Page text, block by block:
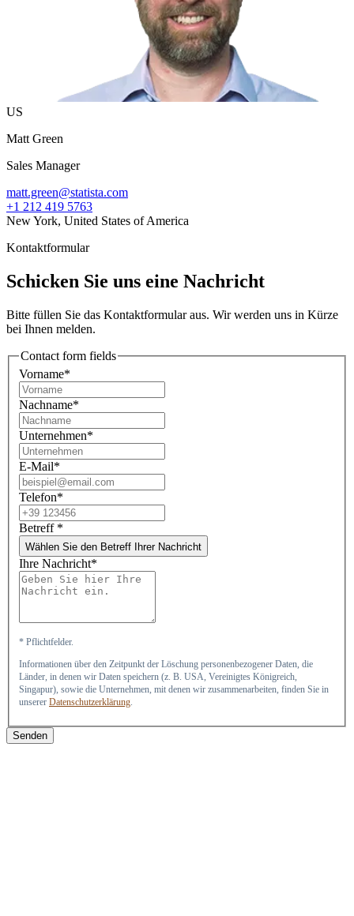
US
Matt Green
Sales Manager
matt.green@statista.com
+1 212 419 5763
New York, United States of America
Kontaktformular
Schicken Sie uns eine Nachricht
Bitte füllen Sie das Kontaktformular aus. Wir werden uns in Kürze
bei Ihnen melden.
Contact form fields
Vorname*
Nachname*
Unternehmen*
E-Mail*
Telefon*
Betreff *
Wählen Sie den Betreff Ihrer Nachricht
Ihre Nachricht*
* Pflichtfelder.
Informationen über den Zeitpunkt der Löschung personenbezogener Daten, die
Länder, in denen wir Daten speichern (z. B. USA, Vereinigtes Königreich,
Singapur), sowie die Unternehmen, mit denen wir zusammenarbeiten, finden Sie in
unserer Datenschutzerklärung.
Senden